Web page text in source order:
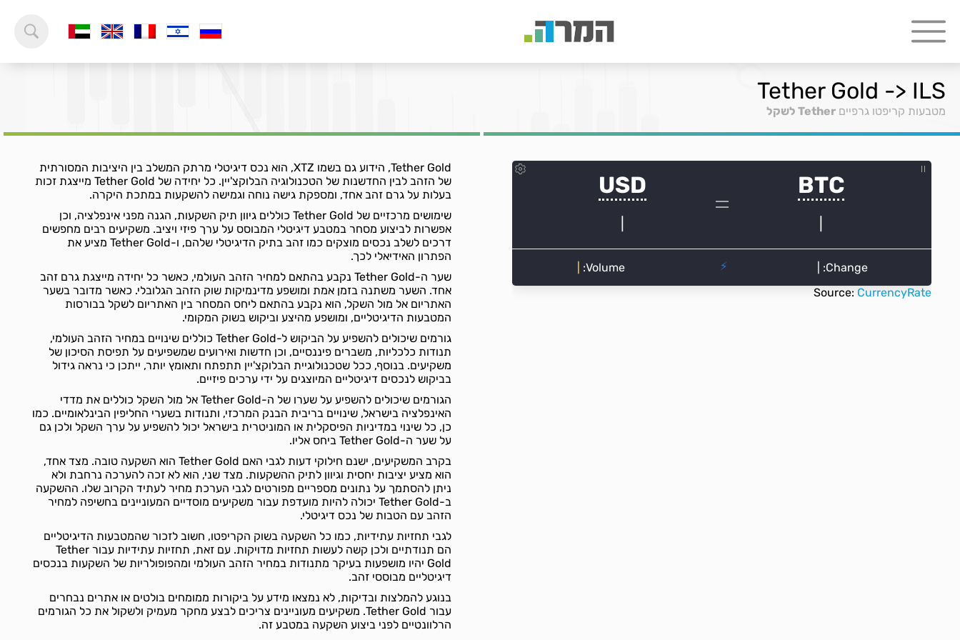
Tether Gold -> ILS
מטבעות קריפטו גרפיים Tether לשקל
Source: CurrencyRate
Tether Gold, הידוע גם בשמו XTZ, הוא נכס דיגיטלי מרתק המשלב בין היציבות המסורתית
של הזהב לבין החדשנות של הטכנולוגיה הבלוקצ'יין. כל יחידה של Tether Gold מייצגת זכות
בעלות על גרם זהב אחד, ומספקת גישה נוחה וגמישה להשקעות במתכת היקרה.
שימושים מרכזיים של Tether Gold כוללים גיוון תיק השקעות, הגנה מפני אינפלציה, וכן
אפשרות לביצוע מסחר במטבע דיגיטלי המבוסס על ערך פיזי ויציב. משקיעים רבים מחפשים
דרכים לשלב נכסים מוצקים כמו זהב בתיק הדיגיטלי שלהם, ו-Tether Gold מציע את
הפתרון האידיאלי לכך.
שער ה-Tether Gold נקבע בהתאם למחיר הזהב העולמי, כאשר כל יחידה מייצגת גרם זהב
אחד. השער משתנה בזמן אמת ומושפע מדינמיקות שוק הזהב הגלובלי. כאשר מדובר בשער
האתריום אל מול השקל, הוא נקבע בהתאם ליחס המסחר בין האתריום לשקל בבורסות
המטבעות הדיגיטליים, ומושפע מהיצע וביקוש בשוק המקומי.
גורמים שיכולים להשפיע על הביקוש ל-Tether Gold כוללים שינויים במחיר הזהב העולמי,
תנודות כלכליות, משברים פיננסיים, וכן חדשות ואירועים שמשפיעים על תפיסת הסיכון של
משקיעים. בנוסף, ככל שטכנולוגיית הבלוקצ'יין תתפתח ותאומץ יותר, ייתכן כי נראה גידול
בביקוש לנכסים דיגיטליים המיוצגים על ידי ערכים פיזיים.
הגורמים שיכולים להשפיע על שערו של ה-Tether Gold אל מול השקל כוללים את מדדי
האינפלציה בישראל, שינויים בריבית הבנק המרכזי, ותנודות בשערי החליפין הבינלאומיים. כמו
כן, כל שינוי במדיניות הפיסקלית או המוניטרית בישראל יכול להשפיע על ערך השקל ולכן גם
על שער ה-Tether Gold ביחס אליו.
בקרב המשקיעים, ישנם חילוקי דעות לגבי האם Tether Gold הוא השקעה טובה. מצד אחד,
הוא מציע יציבות יחסית וגיוון לתיק ההשקעות. מצד שני, הוא לא זכה להערכה נרחבת ולא
ניתן להסתמך על נתונים מספריים מפורטים לגבי הערכת מחיר לעתיד הקרוב שלו. ההשקעה
ב-Tether Gold יכולה להיות מועדפת עבור משקיעים מוסדיים המעוניינים בחשיפה למחיר
הזהב עם הטבות של נכס דיגיטלי.
לגבי תחזיות עתידיות, כמו כל השקעה בשוק הקריפטו, חשוב לזכור שהמטבעות הדיגיטליים
הם תנודתיים ולכן קשה לעשות תחזיות מדויקות. עם זאת, תחזיות עתידיות עבור Tether
Gold יהיו מושפעות בעיקר מתנודות במחיר הזהב העולמי ומהפופולריות של השקעות בנכסים
דיגיטליים מבוססי זהב.
בנוגע להמלצות ובדיקות, לא נמצאו מידע על ביקורות ממומחים בולטים או אתרים נבחרים
עבור Tether Gold. משקיעים מעוניינים צריכים לבצע מחקר מעמיק ולשקול את כל הגורמים
הרלוונטיים לפני ביצוע השקעה במטבע זה.